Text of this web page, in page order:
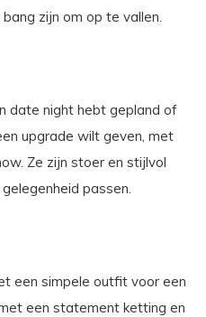
zijn om op te vallen.
date night hebt gepland of
upgrade wilt geven, met
Ze zijn stoer en stijlvol
passen.
een simpele outfit voor een
een statement ketting en